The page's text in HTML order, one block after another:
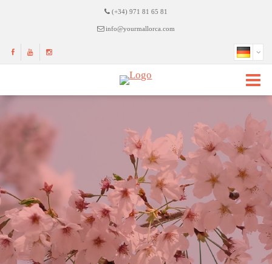
(+34) 971 81 65 81
info@yourmallorca.com